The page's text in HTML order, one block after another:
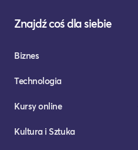
Znajdź coś dla siebie
Biznes
Technologia
Kursy online
Kultura i Sztuka